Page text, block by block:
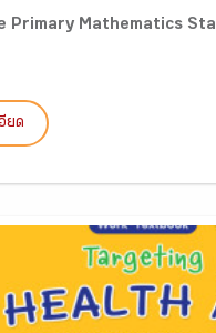
Primary Mathematics
ยด